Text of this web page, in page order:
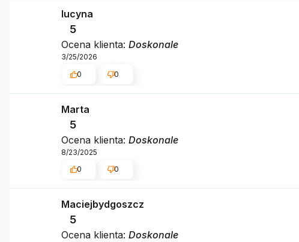
lucyna
5
Ocena klienta: Doskonale
3/25/2026
0
0
Marta
5
Ocena klienta: Doskonale
8/23/2025
0
0
Maciejbydgoszcz
5
Ocena klienta: Doskonale